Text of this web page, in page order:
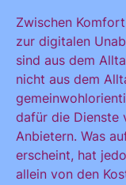
ÜBER UNS
KONTAKT
Zwischen
zur digitalen
sind aus dem
nicht aus dem
dafür die Dienste
Anbietern. Was
erscheint, hat
allein von den